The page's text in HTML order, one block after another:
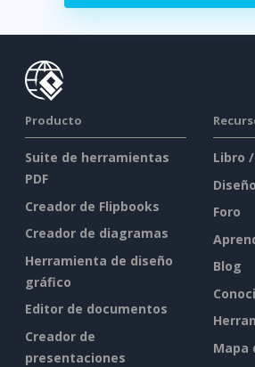
Producto
Suite de herramientas
PDF
Creador de Flipbooks
Creador de diagramas
Herramienta de diseño
gráfico
Editor de documentos
Creador de
presentaciones
Libro
Foro
Blog
Mapa